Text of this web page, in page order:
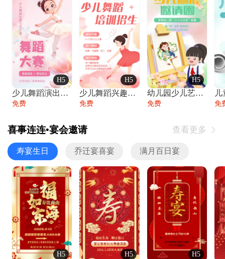
H5
少儿舞蹈演出舞蹈比赛跳舞大赛文艺汇演活动
免费
H5
少儿舞蹈兴趣班艺术培训学校招生宣传
免费
H5
幼儿园少儿艺术展览绘画展摄影作品展美术展
免费 免
喜事连连•宴会邀请 查看更多 
寿宴生日 乔迁宴喜宴 满月百日宴
H5 H5 H5